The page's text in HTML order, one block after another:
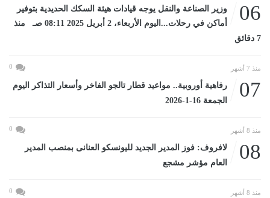
06
وزير الصناعة والنقل يوجه قيادات هيئة السكك الحديدية بتوفير
أماكن في رحلات...اليوم الأربعاء، 2 أبريل 2025 08:11 صـ منذ
7 دقائق
منذ 7 أشهر 0
07
رفاهية أوروبية.. مواعيد قطار تالجو الفاخر وأسعار التذاكر اليوم
الجمعة 16-1-2026
منذ 8 أشهر 0
08
لافروف: فوز المدير الجديد لليونسكو العنانى بمنصب المدير
العام مؤشر مشجع
منذ 8 أشهر 0